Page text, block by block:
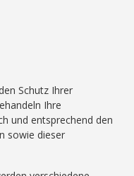
Schutz Ihrer
Ihre
und entsprechend den
sowie dieser